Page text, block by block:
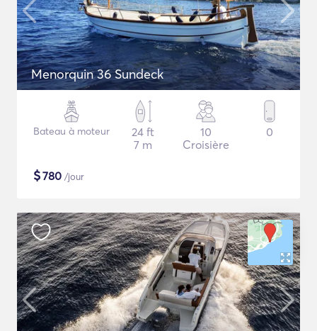
Menorquin 36 Sundeck
Bateau à moteur
24 ft
7 m
10
Croisière
0
$780 /jour